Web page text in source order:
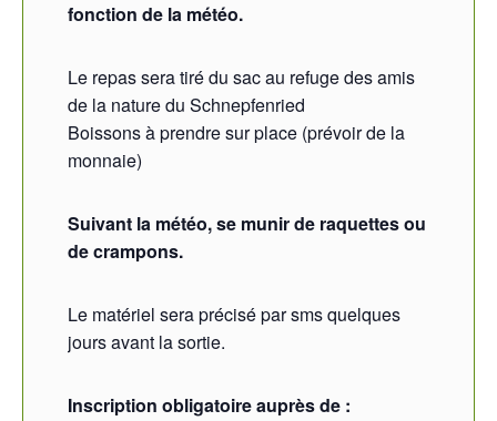
fonction de la météo.
Le repas sera tiré du sac au refuge des amis
de la nature du Schnepfenried
Boissons à prendre sur place (prévoir de la
monnaie)
Suivant la météo, se munir de raquettes ou
de crampons.
Le matériel sera précisé par sms quelques
jours avant la sortie.
Inscription obligatoire auprès de :